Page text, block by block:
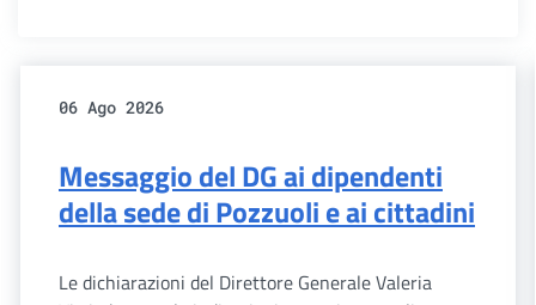
06 Ago 2026
Messaggio del DG ai dipendenti
della sede di Pozzuoli e ai cittadini
Le dichiarazioni del Direttore Generale Valeria